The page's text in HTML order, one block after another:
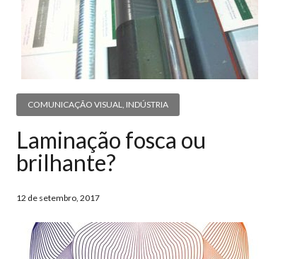
COMUNICAÇÃO VISUAL, INDÚSTRIA
Laminação fosca ou
brilhante?
12 de setembro, 2017